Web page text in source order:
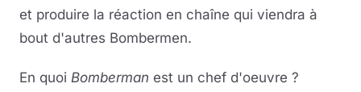
et produire la réaction en chaîne qui viendra à
bout d'autres Bombermen.
En quoi Bomberman est un chef d'oeuvre ?